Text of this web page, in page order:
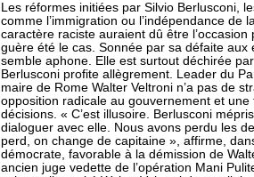
Les réformes initiées par Silvio Berlusconi,
comme l’immigration ou l’indépendance de
caractère raciste auraient dû être l’occasion
guère été le cas. Sonnée par sa défaite aux
semble aphone. Elle est surtout déchirée
Berlusconi profite allègrement. Leader du
maire de Rome Walter Veltroni n’a pas de
opposition radicale au gouvernement et
décisions. « C’est illusoire. Berlusconi
dialoguer avec elle. Nous avons perdu les
perd, on change de capitaine », affirme,
démocrate, favorable à la démission de
ancien juge vedette de l’opération Mani